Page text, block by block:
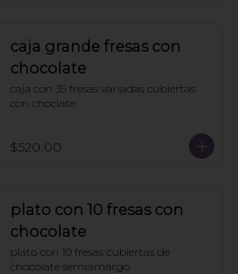
caja grande fresas con
chocolate
caja con 35 fresas variadas cubiertas
con choclate
$520.00
plato con 10 fresas con
chocolate
plato con 10 fresas cubiertas de
chocolate semiamargo